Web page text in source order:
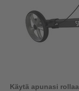
Käytä apunasi